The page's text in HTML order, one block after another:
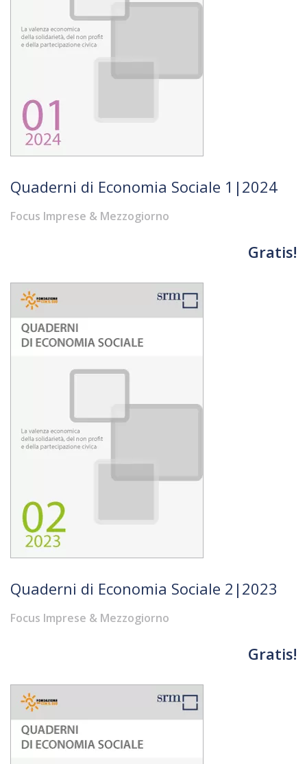
Quaderni di Economia Sociale 1|2024
Focus Imprese & Mezzogiorno
Gratis!
Quaderni di Economia Sociale 2|2023
Focus Imprese & Mezzogiorno
Gratis!